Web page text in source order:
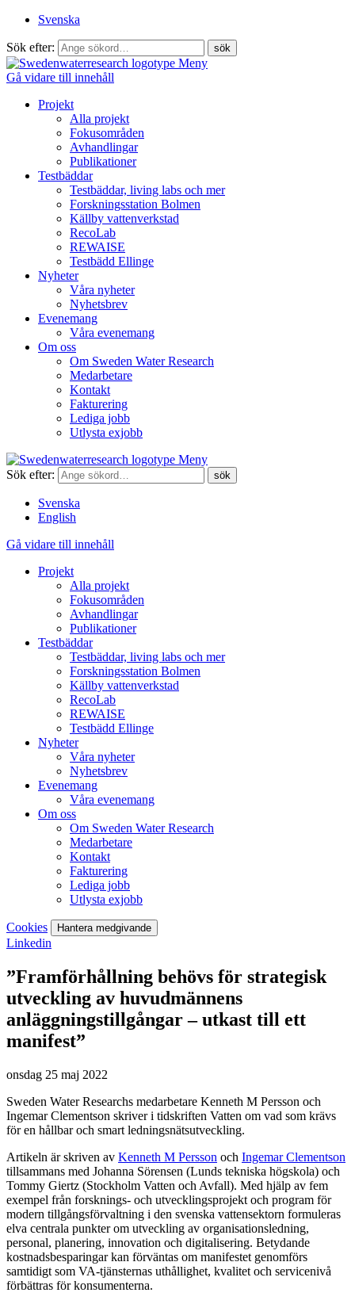
Svenska
Sök efter:
Meny
Gå vidare till innehåll
Projekt
Alla projekt
Fokusområden
Avhandlingar
Publikationer
Testbäddar
Testbäddar, living labs och mer
Forskningsstation Bolmen
Källby vattenverkstad
RecoLab
REWAISE
Testbädd Ellinge
Nyheter
Våra nyheter
Nyhetsbrev
Evenemang
Våra evenemang
Om oss
Om Sweden Water Research
Medarbetare
Kontakt
Fakturering
Lediga jobb
Utlysta exjobb
Meny
Sök efter:
Svenska
English
Gå vidare till innehåll
Projekt
Alla projekt
Fokusområden
Avhandlingar
Publikationer
Testbäddar
Testbäddar, living labs och mer
Forskningsstation Bolmen
Källby vattenverkstad
RecoLab
REWAISE
Testbädd Ellinge
Nyheter
Våra nyheter
Nyhetsbrev
Evenemang
Våra evenemang
Om oss
Om Sweden Water Research
Medarbetare
Kontakt
Fakturering
Lediga jobb
Utlysta exjobb
Cookies Hantera medgivande
Linkedin
”Framförhållning behövs för strategisk
utveckling av huvudmännens
anläggningstillgångar – utkast till ett
manifest”
onsdag 25 maj 2022
Sweden Water Researchs medarbetare Kenneth M Persson och
Ingemar Clementson skriver i tidskriften Vatten om vad som krävs
för en hållbar och smart ledningsnätsutveckling.
Artikeln är skriven av Kenneth M Persson och Ingemar Clementson
tillsammans med Johanna Sörensen (Lunds tekniska högskola) och
Tommy Giertz (Stockholm Vatten och Avfall). Med hjälp av fem
exempel från forsknings- och utvecklingsprojekt och program för
modern tillgångsförvaltning i den svenska vattensektorn formuleras
elva centrala punkter om utveckling av organisationsledning,
personal, planering, innovation och digitalisering. Betydande
kostnadsbesparingar kan förväntas om manifestet genomförs
samtidigt som VA-tjänsternas uthållighet, kvalitet och servicenivå
förbättras för konsumenterna.